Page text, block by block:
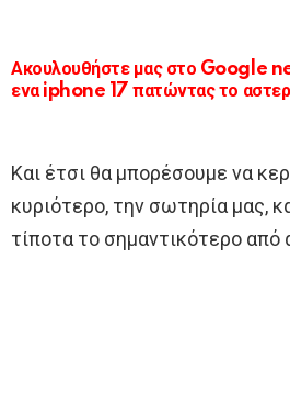
Ακουλουθήστε μας στο Google
ενα iphone 17 πατώντας το
Και έτσι θα μπορέσουμε να
κυριότερο, την σωτηρία μας,
τίποτα το σημαντικότερο